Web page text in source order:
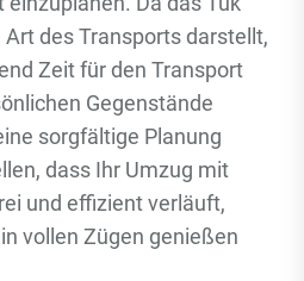
des Transports darstellt,
Zeit für den Transport
Gegenstände
sorgfältige Planung
dass Ihr Umzug mit
und effizient verläuft,
vollen Zügen genießen